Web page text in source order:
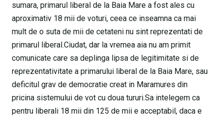
sumara, primarul liberal de la Baia Mare a fost ales cu
aproximativ 18 mii de voturi, ceea ce inseamna ca mai
mult de o suta de mii de cetateni nu sint reprezentati de
primarul liberal.Ciudat, dar la vremea aia nu am primit
comunicate care sa deplinga lipsa de legitimitate si de
reprezentativitate a primarului liberal de la Baia Mare, sau
deficitul grav de democratie creat in Maramures din
pricina sistemului de vot cu doua tururi.Sa intelegem ca
pentru liberali 18 mii din 125 de mii e acceptabil, daca e